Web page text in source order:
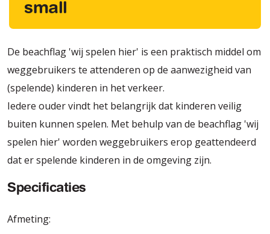
small
De beachflag 'wij spelen hier' is een praktisch middel om
weggebruikers te attenderen op de aanwezigheid van
(spelende) kinderen in het verkeer.
Iedere ouder vindt het belangrijk dat kinderen veilig
buiten kunnen spelen. Met behulp van de beachflag 'wij
spelen hier' worden weggebruikers erop geattendeerd
dat er spelende kinderen in de omgeving zijn.
Specificaties
Afmeting: